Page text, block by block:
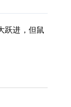
跃进，但鼠